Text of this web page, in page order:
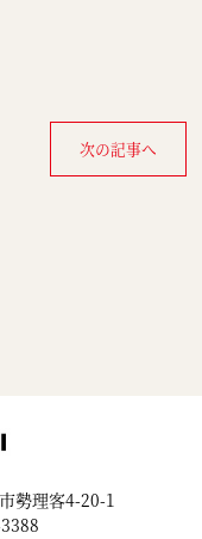
次の記事へ
勢理客4-20-1